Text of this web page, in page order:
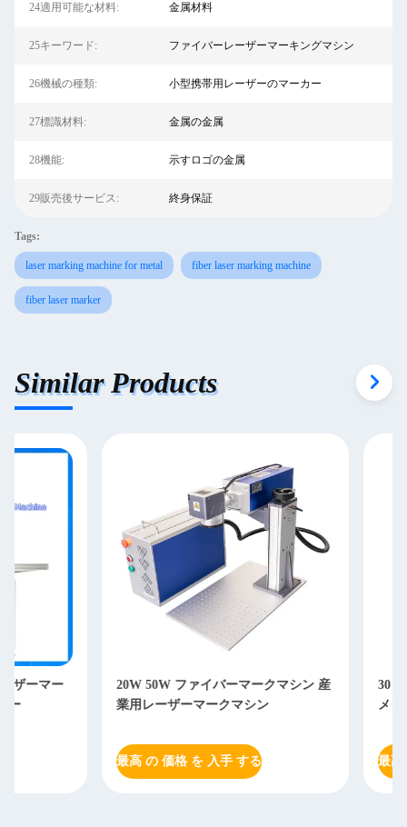
24適用可能な材料: 金属材料
25キーワード: ファイバーレーザーマーキングマシン
26機械の種類: 小型携帯用レーザーのマーカー
27標識材料: 金属の金属
28機能: 示すロゴの金属
29販売後サービス: 終身保証
Tags:
laser marking machine for metal fiber laser marking machine
fiber laser marker
Similar Products
20W 50W ファイバーマークマシン 産
業用レーザーマークマシン
最高 の 価格 を 入手 する
30 ワット EZCAD
メタル 彫刻 レー
最高 の 価格 を 入